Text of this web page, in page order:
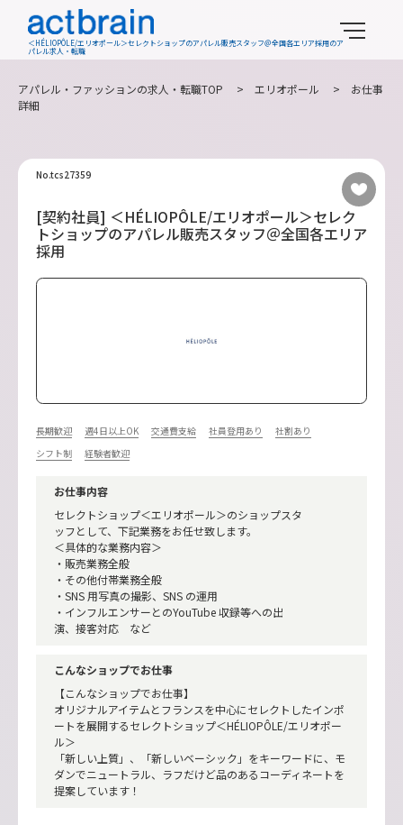
＜HÉLIOPÔLE/エリオポール＞セレクトショップのアパレル販売スタッフ＠全国各エリア採用のア
パレル求人・転職
アパレル・ファッションの求人・転職TOP > エリオポール > お仕事
詳細
No.tcs27359
[契約社員] ＜HÉLIOPÔLE/エリオポール＞セレク
トショップのアパレル販売スタッフ＠全国各エリア
採用
長期歓迎 週4日以上OK 交通費支給 社員登用あり
社割あり
シフト制
経験者歓迎
お仕事内容
セレクトショップ＜エリオポール＞のショップスタ
ッフとして、下記業務をお任せ致します。
＜具体的な業務内容＞
・販売業務全般
・その他付帯業務全般
・SNS 用写真の撮影、SNS の運用
・インフルエンサーとのYouTube 収録等への出
演、接客対応 など
こんなショップでお仕事
【こんなショップでお仕事】
オリジナルアイテムとフランスを中心にセレクトしたインポ
ートを展開するセレクトショップ＜HÉLIOPÔLE/エリオポー
ル＞
「新しい上質」、「新しいベーシック」をキーワードに、モ
ダンでニュートラル、ラフだけど品のあるコーディネートを
提案しています！